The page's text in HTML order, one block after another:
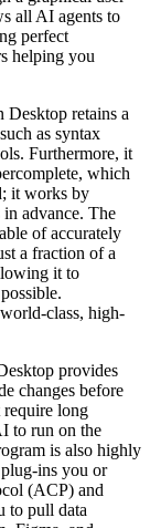
all AI agents to
perfect
helping you
Desktop retains a
as syntax
Furthermore, it
which
it works by
advance. The
of accurately
a fraction of a
it to
class, high-
provides
changes before
long
to run on the
is also highly
ins you or
(ACP) and
to pull data